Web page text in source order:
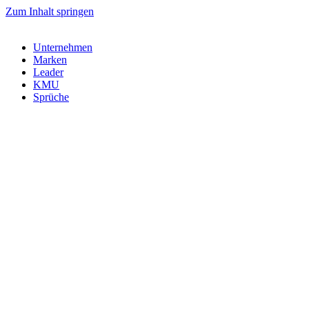
Zum Inhalt springen
Unternehmen
Marken
Leader
KMU
Sprüche